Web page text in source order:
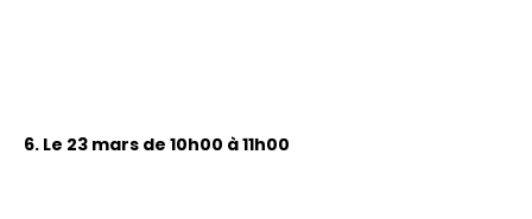
6. Le 23 mars de 10h00 à 11h00